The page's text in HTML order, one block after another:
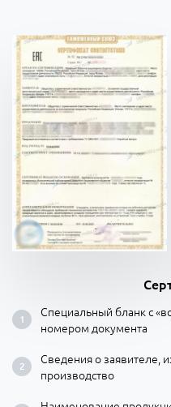
Специальный бланк с
номером документа
Сведения о заявителе,
производство